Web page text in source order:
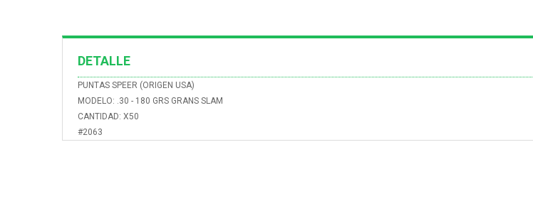
DETALLE
PUNTAS SPEER (ORIGEN USA)
MODELO: .30 - 180 GRS GRANS SLAM
CANTIDAD: X50
#2063